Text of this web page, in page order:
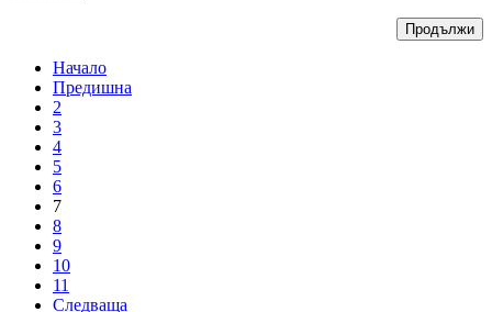
Начало
Предишна
2
3
4
5
6
7
8
9
10
11
Следваща